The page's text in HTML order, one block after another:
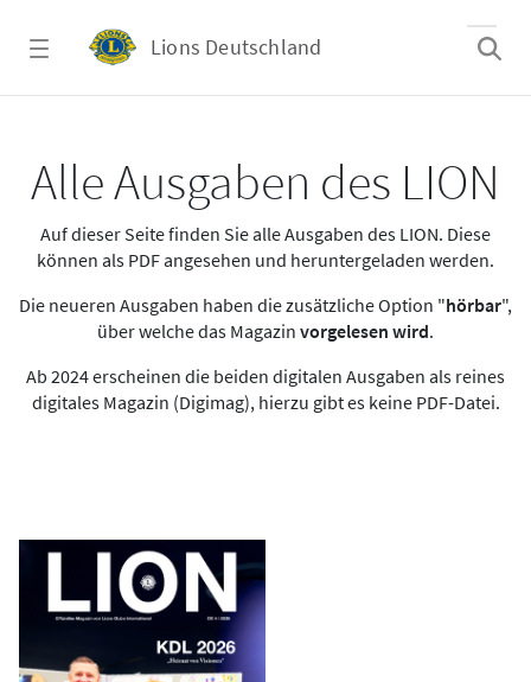
Lions Deutschland
Alle Ausgaben des LION
Auf dieser Seite finden Sie alle Ausgaben des LION. Diese
können als PDF angesehen und heruntergeladen werden.
Die neueren Ausgaben haben die zusätzliche Option "hörbar",
über welche das Magazin vorgelesen wird.
Ab 2024 erscheinen die beiden digitalen Ausgaben als reines
digitales Magazin (Digimag), hierzu gibt es keine PDF-Datei.